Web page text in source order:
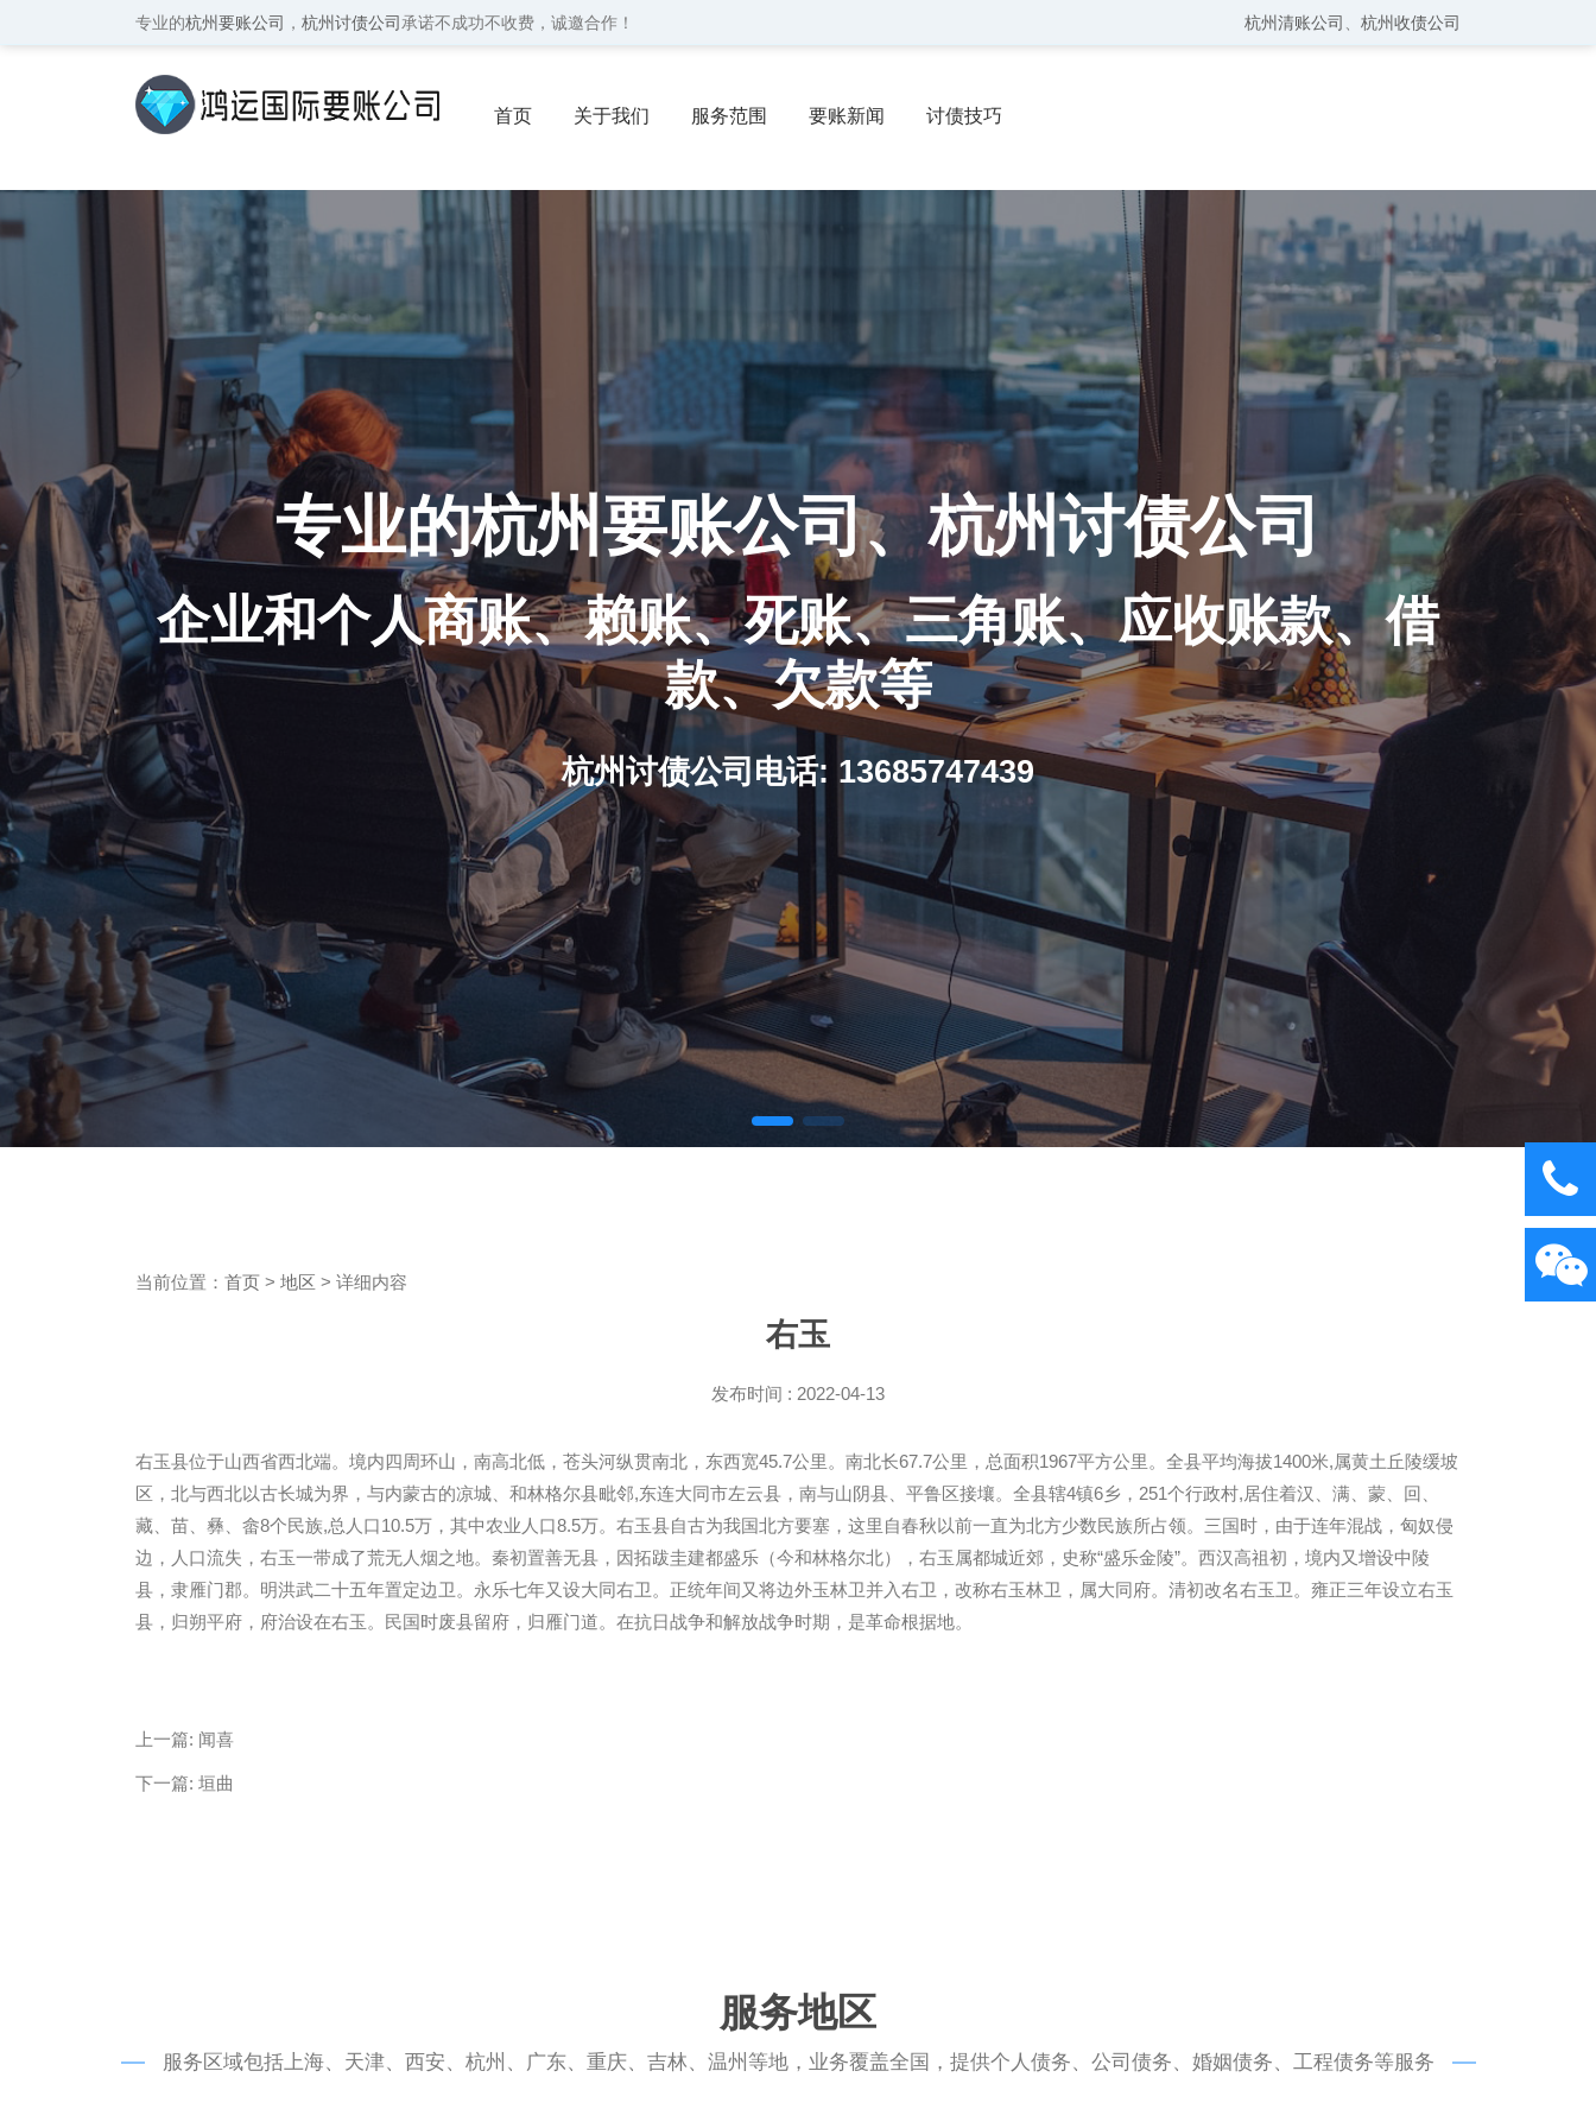
专业的杭州要账公司 ， 杭州讨债公司 承诺不成功不收费，诚邀合作！ 杭州清账公司 杭州收债公司
首页 关于我们 服务范围 要账新闻 讨债技巧
保密协议 委托流程 联系我们
专业的杭州要账公司、杭州讨债公司
企业和个人商账、赖账、死账、三角账、应收账款、借
款、欠款等
杭州讨债公司电话: 13685747439
当前位置： 首页 > 地区 > 详细内容
右玉
发布时间 : 2022-04-13
右玉县位于山西省西北端。境内四周环山，南高北低，苍头河纵贯南北，东西宽45.7公里。南北长67.7公里，总面积1967平方公里。全县平均海拔1400米,属黄土丘陵缓坡
区，北与西北以古长城为界，与内蒙古的凉城、和林格尔县毗邻,东连大同市左云县，南与山阴县、平鲁区接壤。全县辖4镇6乡，251个行政村,居住着汉、满、蒙、回、
藏、苗、彝、畲8个民族,总人口10.5万，其中农业人口8.5万。右玉县自古为我国北方要塞，这里自春秋以前一直为北方少数民族所占领。三国时，由于连年混战，匈奴侵
边，人口流失，右玉一带成了荒无人烟之地。秦初置善无县，因拓跋圭建都盛乐（今和林格尔北），右玉属都城近郊，史称“盛乐金陵”。西汉高祖初，境内又增设中陵
县，隶雁门郡。明洪武二十五年置定边卫。永乐七年又设大同右卫。正统年间又将边外玉林卫并入右卫，改称右玉林卫，属大同府。清初改名右玉卫。雍正三年设立右玉
县，归朔平府，府治设在右玉。民国时废县留府，归雁门道。在抗日战争和解放战争时期，是革命根据地。
上一篇: 闻喜
下一篇: 垣曲
服务地区
服务区域包括上海、天津、西安、杭州、广东、重庆、吉林、温州等地，业务覆盖全国，提供个人债务、公司债务、婚姻债务、工程债务等服务